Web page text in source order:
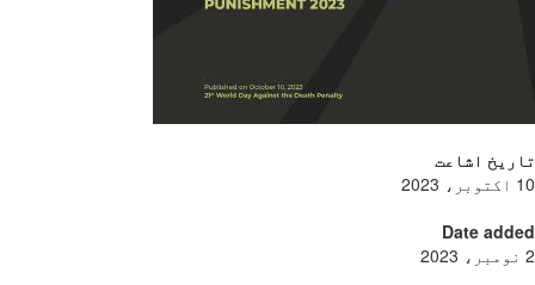
اشاعت
Date